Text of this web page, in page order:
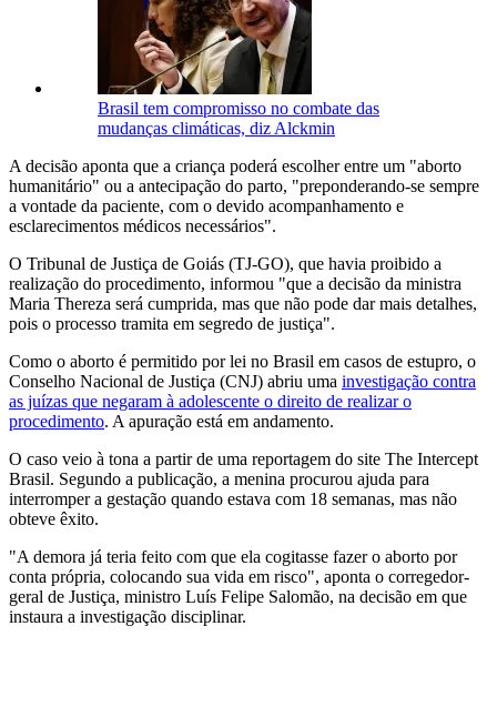
Brasil tem compromisso no combate das
mudanças climáticas, diz Alckmin
A decisão aponta que a criança poderá escolher entre um "aborto
humanitário" ou a antecipação do parto, "preponderando-se sempre
a vontade da paciente, com o devido acompanhamento e
esclarecimentos médicos necessários".
O Tribunal de Justiça de Goiás (TJ-GO), que havia proibido a
realização do procedimento, informou "que a decisão da ministra
Maria Thereza será cumprida, mas que não pode dar mais detalhes,
pois o processo tramita em segredo de justiça".
Como o aborto é permitido por lei no Brasil em casos de estupro, o
Conselho Nacional de Justiça (CNJ) abriu uma investigação contra
as juízas que negaram à adolescente o direito de realizar o
procedimento. A apuração está em andamento.
O caso veio à tona a partir de uma reportagem do site The Intercept
Brasil. Segundo a publicação, a menina procurou ajuda para
interromper a gestação quando estava com 18 semanas, mas não
obteve êxito.
"A demora já teria feito com que ela cogitasse fazer o aborto por
conta própria, colocando sua vida em risco", aponta o corregedor-
geral de Justiça, ministro Luís Felipe Salomão, na decisão em que
instaura a investigação disciplinar.